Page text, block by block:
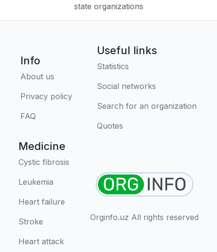
state organizations
Orginfo.uz All rights reserved
Info
About us
Privacy policy
FAQ
Useful links
Statistics
Social networks
Search for an organization
Quotes
Medicine
Cystic fibrosis
Leukemia
Heart failure
Stroke
Heart attack